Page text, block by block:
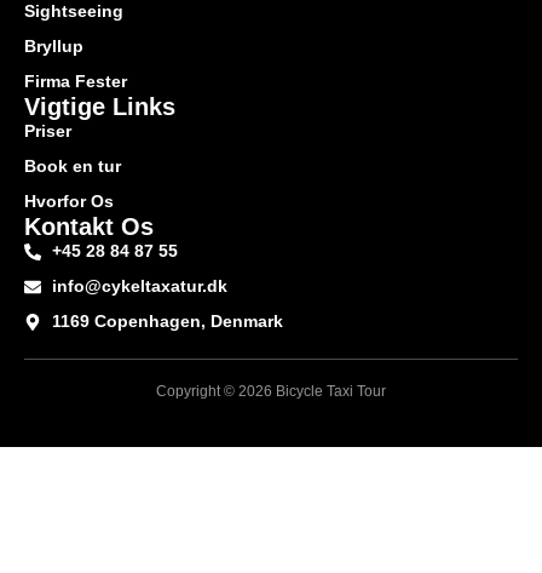
Sightseeing
Bryllup
Firma Fester
Vigtige Links
Priser
Book en tur
Hvorfor Os
Kontakt Os
+45 28 84 87 55
info@cykeltaxatur.dk
1169 Copenhagen, Denmark
Copyright © 2026 Bicycle Taxi Tour